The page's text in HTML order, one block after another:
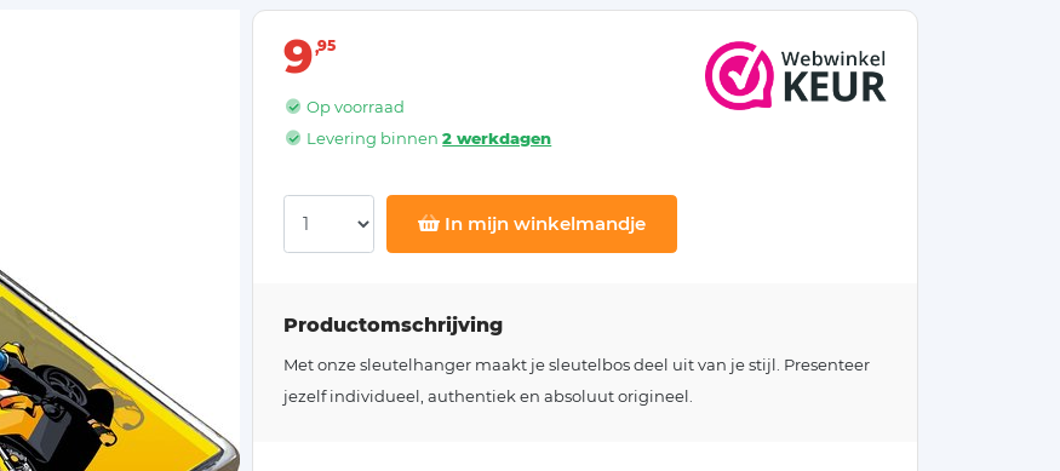
9 95
Op voorraad
Levering binnen2 werkdagen
In mijn winkelmandje
Productomschrijving
Met onze sleutelhanger maakt je sleutelbos deel uit van je stijl. Presenteer
jezelf individueel, authentiek en absoluut origineel.